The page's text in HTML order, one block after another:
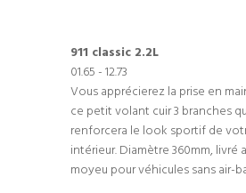
911 classic 2.2L
01.65 - 12.73
Vous apprécierez la prise en
ce petit volant cuir 3 branches
renforcera le look sportif de
intérieur. Diamètre 360mm, livré
moyeu pour véhicules sans air-